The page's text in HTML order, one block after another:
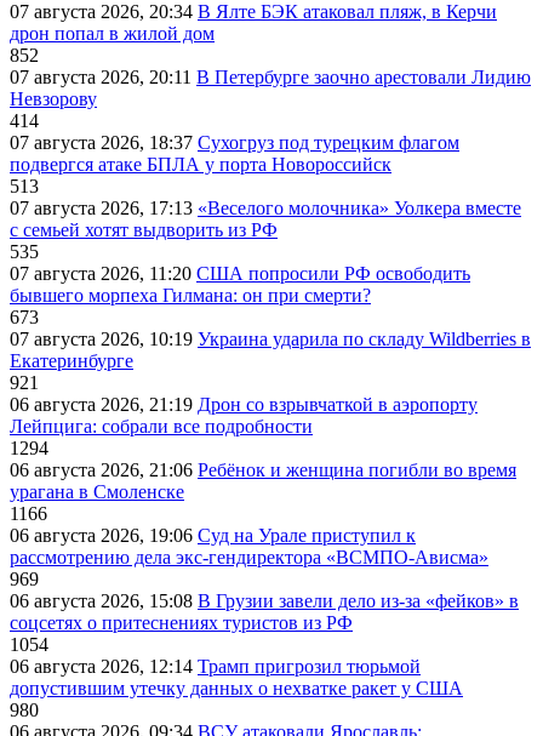
07 августа 2026, 20:34 В Ялте БЭК атаковал пляж, в Керчи
дрон попал в жилой дом
852
07 августа 2026, 20:11 В Петербурге заочно арестовали Лидию
Невзорову
414
07 августа 2026, 18:37 Сухогруз под турецким флагом
подвергся атаке БПЛА у порта Новороссийск
513
07 августа 2026, 17:13 «Веселого молочника» Уолкера вместе
с семьей хотят выдворить из РФ
535
07 августа 2026, 11:20 США попросили РФ освободить
бывшего морпеха Гилмана: он при смерти?
673
07 августа 2026, 10:19 Украина ударила по складу Wildberries в
Екатеринбурге
921
06 августа 2026, 21:19 Дрон со взрывчаткой в аэропорту
Лейпцига: собрали все подробности
1294
06 августа 2026, 21:06 Ребёнок и женщина погибли во время
урагана в Смоленске
1166
06 августа 2026, 19:06 Суд на Урале приступил к
рассмотрению дела экс-гендиректора «ВСМПО-Ависма»
969
06 августа 2026, 15:08 В Грузии завели дело из-за «фейков» в
соцсетях о притеснениях туристов из РФ
1054
06 августа 2026, 12:14 Трамп пригрозил тюрьмой
допустившим утечку данных о нехватке ракет у США
980
06 августа 2026, 09:34 ВСУ атаковали Ярославль: